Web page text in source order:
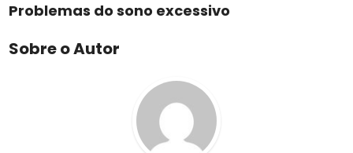
Problemas do sono excessivo
Sobre o Autor